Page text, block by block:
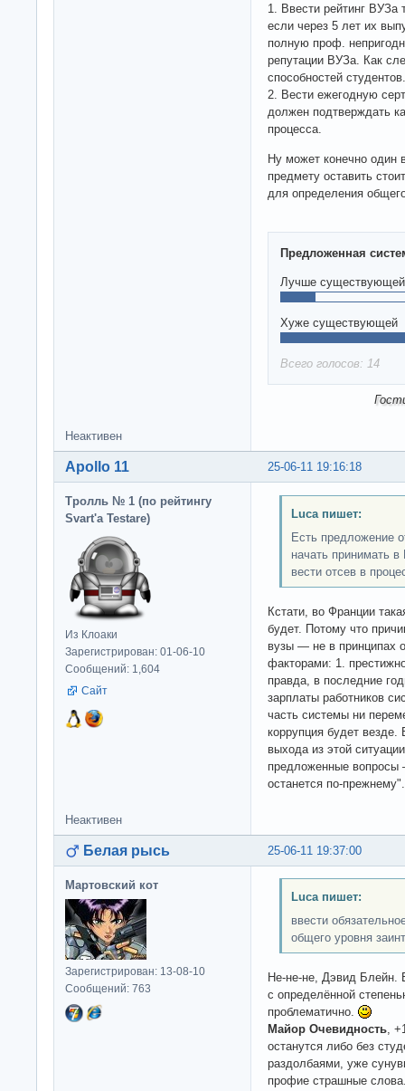
1. Ввести рейтинг ВУЗа
если через 5 лет их
полную проф.
репутации ВУЗа. Как
способностей студентов.
2. Вести ежегодную
должен подтверждать
процесса.
Ну может конечно один
предмету оставить
для определения
Предложенная
Лучше существующей
Хуже существующей
Всего голосов: 14
Неактивен
25-06-11 19:16:18
Apollo 11
Тролль № 1 (по рейтингу
Svart'а Testare)
Из Клоаки
Зарегистрирован: 01-06-10
Сообщений: 1,604
Сайт
Luca пишет:
Есть предложение
начать принимать
вести отсев в
Кстати, во Франции
будет. Потому что
вузы — не в принципах
факторами: 1.
правда, в последние
зарплаты работников
часть системы ни
коррупция будет везде.
выхода из этой
предложенные вопросы
останется по-прежнему".
Неактивен
25-06-11 19:37:00
Белая рысь
Мартовский кот
Зарегистрирован: 13-08-10
Сообщений: 763
Luca пишет:
ввести
общего уровня
Не-не-не, Дэвид Блейн.
с определённой
проблематично.
Майор Очевидность ,
останутся либо без
раздолбаями, уже
профие страшные